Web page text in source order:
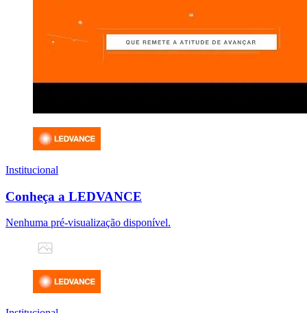
Institucional
Conheça a LEDVANCE
Nenhuma pré-visualização disponível.